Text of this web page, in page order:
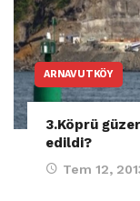
ARNAVUTKÖY
3.Köprü
edildi?
Tem 12,